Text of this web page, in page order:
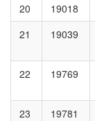
20
19018
21
19039
22 19769
23 19781